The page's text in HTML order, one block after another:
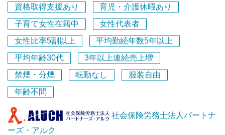
思っています。皆明るくて超前向き。仕事も家族も自分の
楽しみも！と欲張っているようで（笑）しっかりとちゃっ
かりと両立しているのが素晴らしい！
私はそんな皆さんの働き方をできる限りバックアップした
いと強く思っています。さらに楽しくお仕事をして頂くた
めに…！とあれこれ考えることが私のモチベーションでも
あります。
今回の求人は、未経験者大歓迎！です。その理由は、長く
勤続し少しずつ経験を積んで習熟していただくことを目標
資格取得支援あり
育児・介護休暇あり
子育て女性在籍中
女性代表者
女性比率5割以上
平均勤続年数5年以上
平均年齢30代
3年以上連続売上増
禁煙・分煙
転勤なし
服装自由
年齢不問
社会保険労務士法人パートナ
ーズ・アルク